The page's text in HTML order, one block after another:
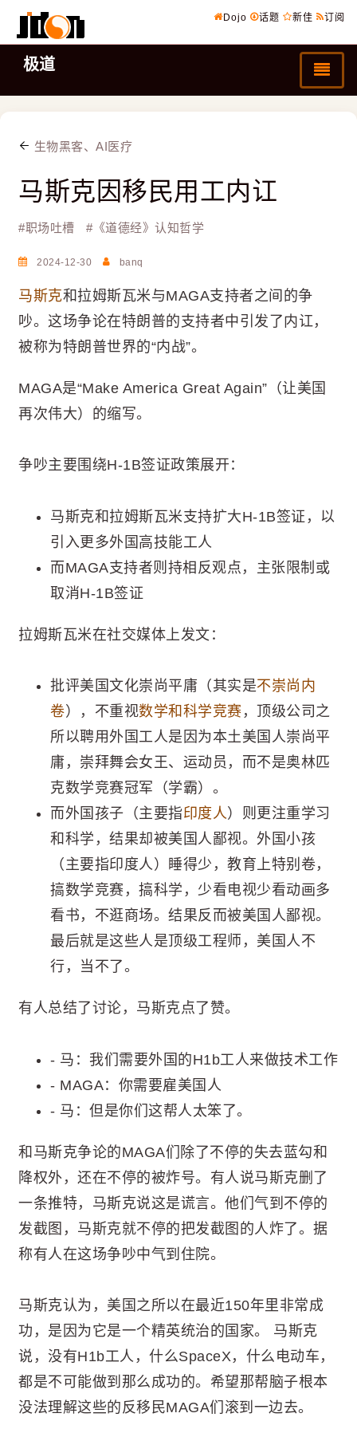
Dojo 话题 新佳 订阅
极道
生物黑客、AI医疗
马斯克因移民用工内讧
#职场吐槽 #《道德经》认知哲学
2024-12-30 banq
马斯克和拉姆斯瓦米与MAGA支持者之间的争
吵。这场争论在特朗普的支持者中引发了内讧，
被称为特朗普世界的“内战”。
MAGA是“Make America Great Again”（让美国
再次伟大）的缩写。
争吵主要围绕H-1B签证政策展开：
马斯克和拉姆斯瓦米支持扩大H-1B签证，以
引入更多外国高技能工人
而MAGA支持者则持相反观点，主张限制或
取消H-1B签证
拉姆斯瓦米在社交媒体上发文：
批评美国文化崇尚平庸（其实是不崇尚内
卷），不重视数学和科学竞赛 ，顶级公司之
所以聘用外国工人是因为本土美国人崇尚平
庸，崇拜舞会女王、运动员，而不是奥林匹
克数学竞赛冠军（学霸）。
而外国孩子（主要指印度人）则更注重学习
和科学，结果却被美国人鄙视。外国小孩
（主要指印度人）睡得少，教育上特别卷，
搞数学竞赛，搞科学，少看电视少看动画多
看书，不逛商场。结果反而被美国人鄙视。
最后就是这些人是顶级工程师，美国人不
行，当不了。
有人总结了讨论，马斯克点了赞。
- 马：我们需要外国的H1b工人来做技术工作
- MAGA：你需要雇美国人
- 马：但是你们这帮人太笨了。
和马斯克争论的MAGA们除了不停的失去蓝勾和
降权外，还在不停的被炸号。有人说马斯克删了
一条推特，马斯克说这是谎言。他们气到不停的
发截图，马斯克就不停的把发截图的人炸了。据
称有人在这场争吵中气到住院。
马斯克认为，美国之所以在最近150年里非常成
功，是因为它是一个精英统治的国家。 马斯克
说，没有H1b工人，什么SpaceX，什么电动车，
都是不可能做到那么成功的。希望那帮脑子根本
没法理解这些的反移民MAGA们滚到一边去。